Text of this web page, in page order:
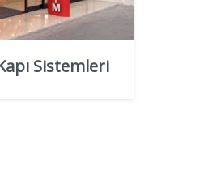
Sistemleri